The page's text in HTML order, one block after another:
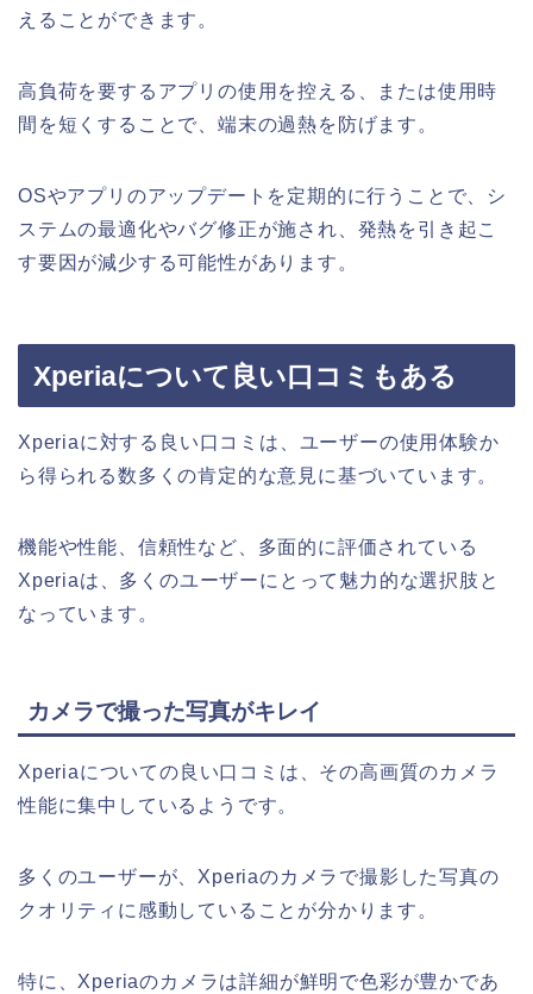
えることができます。
高負荷を要するアプリの使用を控える、または使用時
間を短くすることで、端末の過熱を防げます。
OSやアプリのアップデートを定期的に行うことで、シ
ステムの最適化やバグ修正が施され、発熱を引き起こ
す要因が減少する可能性があります。
Xperiaについて良い口コミもある
Xperiaに対する良い口コミは、ユーザーの使用体験か
ら得られる数多くの肯定的な意見に基づいています。
機能や性能、信頼性など、多面的に評価されている
Xperiaは、多くのユーザーにとって魅力的な選択肢と
なっています。
カメラで撮った写真がキレイ
Xperiaについての良い口コミは、その高画質のカメラ
性能に集中しているようです。
多くのユーザーが、Xperiaのカメラで撮影した写真の
クオリティに感動していることが分かります。
特に、Xperiaのカメラは詳細が鮮明で色彩が豊かであ